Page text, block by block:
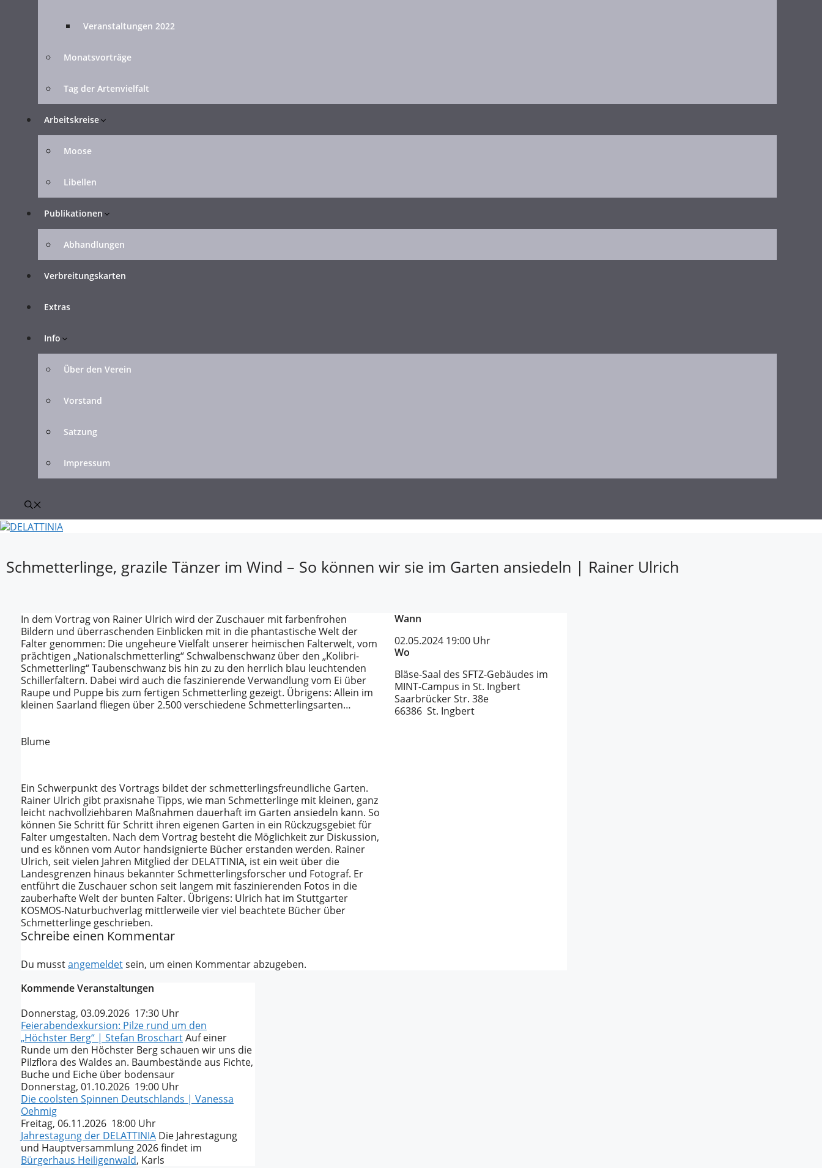
Veranstaltungen 2022
Monatsvorträge
Tag der Artenvielfalt
Arbeitskreise
Moose
Libellen
Publikationen
Abhandlungen
Verbreitungskarten
Extras
Info
Über den Verein
Vorstand
Satzung
Impressum
Schmetterlinge, grazile Tänzer im Wind – So können wir sie im Garten ansiedeln | Rainer Ulrich
In dem Vortrag von Rainer Ulrich wird der Zuschauer mit farbenfrohen
Bildern und überraschenden Einblicken mit in die phantastische Welt der
Falter genommen: Die ungeheure Vielfalt unserer heimischen Falterwelt, vom
prächtigen „Nationalschmetterling“ Schwalbenschwanz über den „Kolibri-
Schmetterling“ Taubenschwanz bis hin zu zu den herrlich blau leuchtenden
Schillerfaltern. Dabei wird auch die faszinierende Verwandlung vom Ei über
Raupe und Puppe bis zum fertigen Schmetterling gezeigt. Übrigens: Allein im
kleinen Saarland fliegen über 2.500 verschiedene Schmetterlingsarten…
Blume
Ein Schwerpunkt des Vortrags bildet der schmetterlingsfreundliche Garten.
Rainer Ulrich gibt praxisnahe Tipps, wie man Schmetterlinge mit kleinen, ganz
leicht nachvollziehbaren Maßnahmen dauerhaft im Garten ansiedeln kann. So
können Sie Schritt für Schritt ihren eigenen Garten in ein Rückzugsgebiet für
Falter umgestalten. Nach dem Vortrag besteht die Möglichkeit zur Diskussion,
und es können vom Autor handsignierte Bücher erstanden werden. Rainer
Ulrich, seit vielen Jahren Mitglied der DELATTINIA, ist ein weit über die
Landesgrenzen hinaus bekannter Schmetterlingsforscher und Fotograf. Er
entführt die Zuschauer schon seit langem mit faszinierenden Fotos in die
zauberhafte Welt der bunten Falter. Übrigens: Ulrich hat im Stuttgarter
KOSMOS-Naturbuchverlag mittlerweile vier viel beachtete Bücher über
Schmetterlinge geschrieben.
Wann
02.05.2024 19:00 Uhr
Wo
Bläse-Saal des SFTZ-Gebäudes im
MINT-Campus in St. Ingbert
Saarbrücker Str. 38e
66386 St. Ingbert
Schreibe einen Kommentar
Du musstangemeldetsein, um einen Kommentar abzugeben.
Kommende Veranstaltungen
Donnerstag, 03.09.2026 17:30 Uhr
Feierabendexkursion: Pilze rund um den
„Höchster Berg“ | Stefan BroschartAuf einer
Runde um den Höchster Berg schauen wir uns die
Pilzflora des Waldes an. Baumbestände aus Fichte,
Buche und Eiche über bodensaur
Donnerstag, 01.10.2026 19:00 Uhr
Die coolsten Spinnen Deutschlands | Vanessa
Oehmig
Freitag, 06.11.2026 18:00 Uhr
Jahrestagung der DELATTINIA Die Jahrestagung
und Hauptversammlung 2026 findet im
Bürgerhaus Heiligenwald, Karls